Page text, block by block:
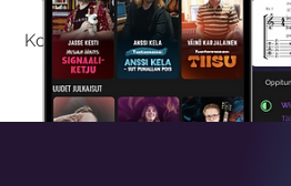
Kokeilemalla ilmaiseksi saat
viikon